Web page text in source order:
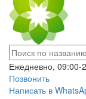
Ежедневно, 09:00-
Позвонить
Написать в